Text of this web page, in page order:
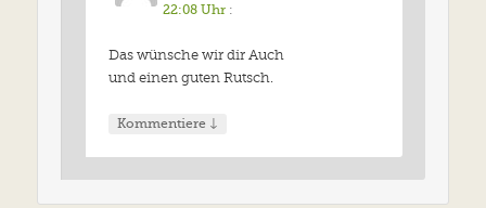
22:08 Uhr :
Das wünsche wir dir Auch
und einen guten Rutsch.
Kommentiere ↓